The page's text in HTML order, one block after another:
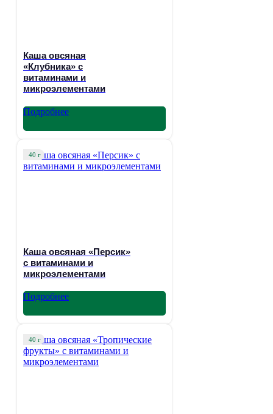
Каша овсяная
«Клубника» с
витаминами и
микроэлементами
Подробнее
40 г
Каша овсяная «Персик»
с витаминами и
микроэлементами
Подробнее
40 г